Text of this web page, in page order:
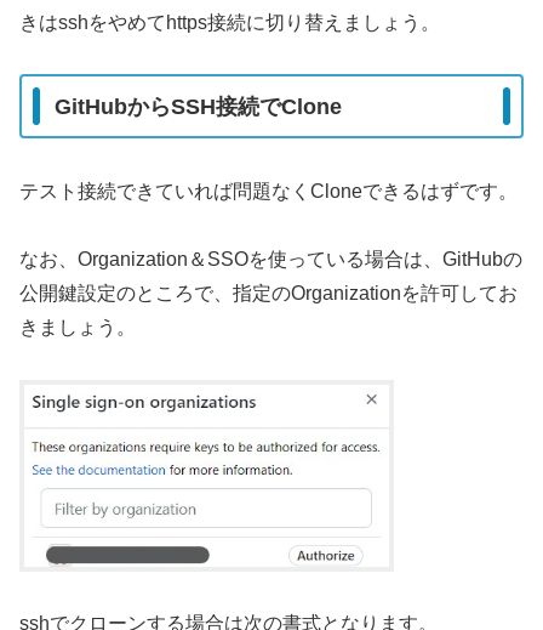
きはsshをやめてhttps接続に切り替えましょう。
GitHubからSSH接続でClone
テスト接続できていれば問題なくCloneできるはずです。
なお、Organization＆SSOを使っている場合は、GitHubの
公開鍵設定のところで、指定のOrganizationを許可してお
きましょう。
sshでクローンする場合は次の書式となります。